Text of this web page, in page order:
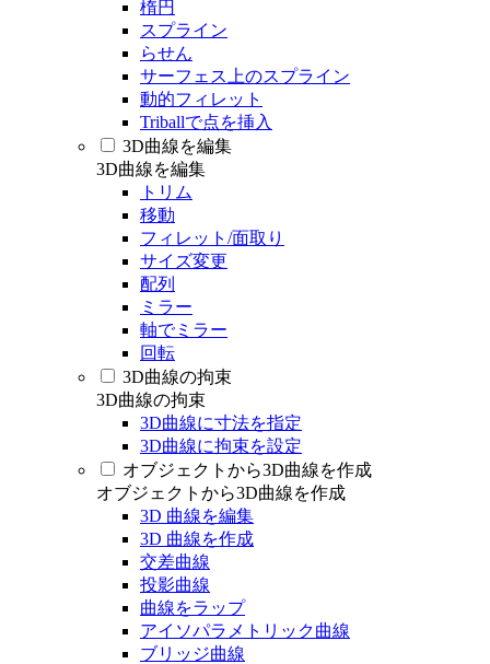
楕円
スプライン
らせん
サーフェス上のスプライン
動的フィレット
Triballで点を挿入
3D曲線を編集
3D曲線を編集
トリム
移動
フィレット/面取り
サイズ変更
配列
ミラー
軸でミラー
回転
3D曲線の拘束
3D曲線の拘束
3D曲線に寸法を指定
3D曲線に拘束を設定
オブジェクトから3D曲線を作成
オブジェクトから3D曲線を作成
3D 曲線を編集
3D 曲線を作成
交差曲線
投影曲線
曲線をラップ
アイソパラメトリック曲線
ブリッジ曲線